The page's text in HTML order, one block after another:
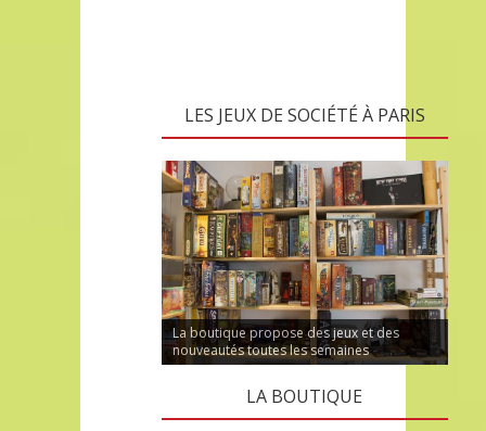
LES JEUX DE SOCIÉTÉ À PARIS
La boutique propose des jeux et des
nouveautés toutes les semaines
LA BOUTIQUE